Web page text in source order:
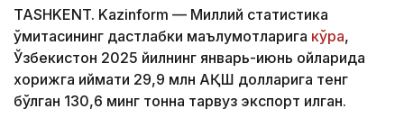
TASHKENT. Kazinform — Миллий статистика
қўмитасининг дастлабки маълумотларига кўра,
Ўзбекистон 2025 йилнинг январь-июнь ойларида
хорижга қиймати 29,9 млн AҚШ долларига тенг
бўлган 130,6 минг тонна тарвуз экспорт қилган.